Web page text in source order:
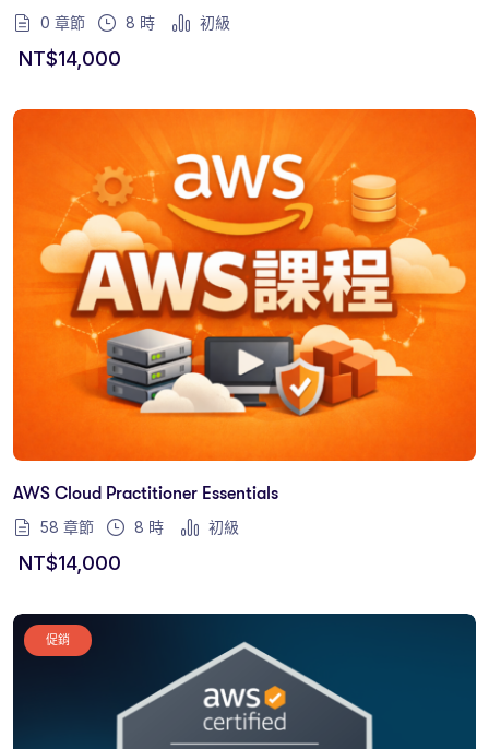
0 章節 8 時 初級
NT$14,000
AWS Cloud Practitioner Essentials
58 章節 8 時 初級
NT$14,000
促銷